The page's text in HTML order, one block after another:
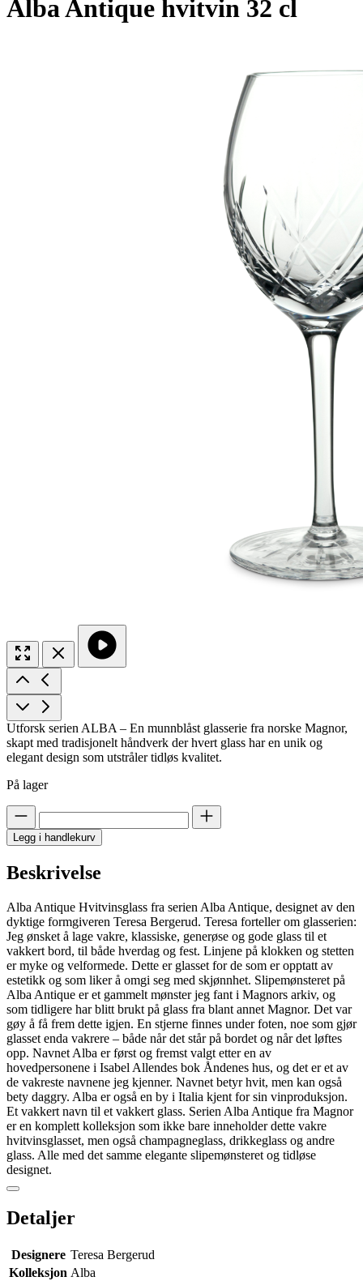
Alba Antique hvitvin 32 cl
Utforsk serien ALBA – En munnblåst glasserie fra norske Magnor,
skapt med tradisjonelt håndverk der hvert glass har en unik og
elegant design som utstråler tidløs kvalitet.
På lager
Legg i handlekurv
Beskrivelse
Alba Antique Hvitvinsglass fra serien Alba Antique, designet av den
dyktige formgiveren Teresa Bergerud. Teresa forteller om glasserien:
Jeg ønsket å lage vakre, klassiske, generøse og gode glass til et
vakkert bord, til både hverdag og fest. Linjene på klokken og stetten
er myke og velformede. Dette er glasset for de som er opptatt av
estetikk og som liker å omgi seg med skjønnhet. Slipemønsteret på
Alba Antique er et gammelt mønster jeg fant i Magnors arkiv, og
som tidligere har blitt brukt på glass fra blant annet Magnor. Det var
gøy å få frem dette igjen. En stjerne finnes under foten, noe som gjør
glasset enda vakrere – både når det står på bordet og når det løftes
opp. Navnet Alba er først og fremst valgt etter en av
hovedpersonene i Isabel Allendes bok Åndenes hus, og det er et av
de vakreste navnene jeg kjenner. Navnet betyr hvit, men kan også
bety daggry. Alba er også en by i Italia kjent for sin vinproduksjon.
Et vakkert navn til et vakkert glass. Serien Alba Antique fra Magnor
er en komplett kolleksjon som ikke bare inneholder dette vakre
hvitvinsglasset, men også champagneglass, drikkeglass og andre
glass. Alle med det samme elegante slipemønsteret og tidløse
designet.
Detaljer
Designere Teresa Bergerud
Kolleksjon Alba